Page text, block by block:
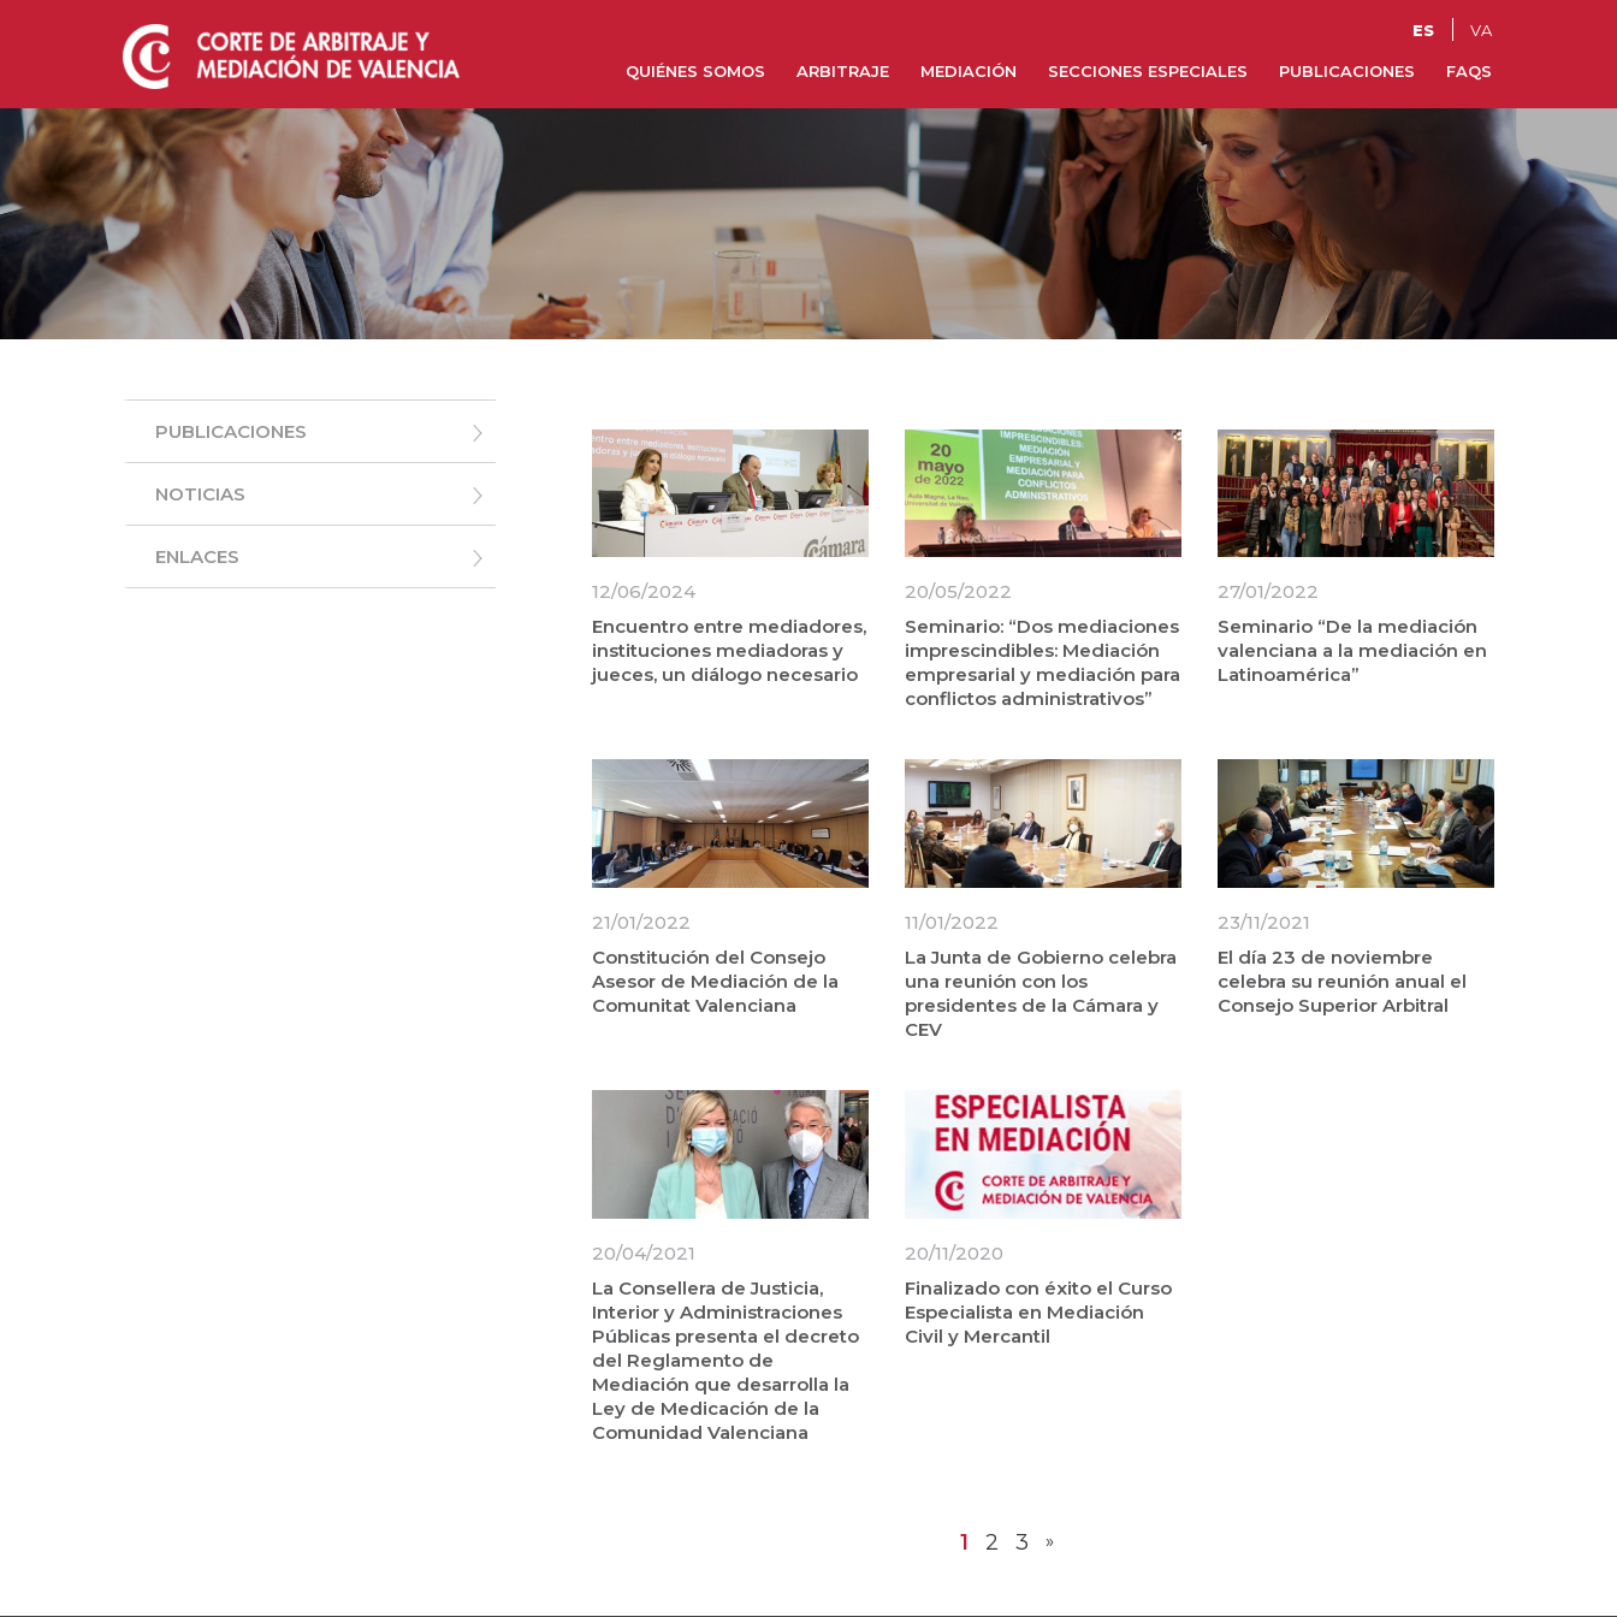
ES VA
QUIÉNES SOMOS ARBITRAJE MEDIACIÓN SECCIONES ESPECIALES PUBLICACIONES FAQS
PUBLICACIONES
NOTICIAS
ENLACES
12/06/2024
Encuentro entre mediadores,
instituciones mediadoras y
jueces, un diálogo necesario
20/05/2022
Seminario: “Dos mediaciones
imprescindibles: Mediación
empresarial y mediación para
conflictos administrativos”
27/01/2022
Seminario “De la mediación
valenciana a la mediación en
Latinoamérica”
21/01/2022
Constitución del Consejo
Asesor de Mediación de la
Comunitat Valenciana
11/01/2022
La Junta de Gobierno celebra
una reunión con los
presidentes de la Cámara y
CEV
23/11/2021
El día 23 de noviembre
celebra su reunión anual el
Consejo Superior Arbitral
20/04/2021
La Consellera de Justicia,
Interior y Administraciones
Públicas presenta el decreto
del Reglamento de
Mediación que desarrolla la
Ley de Medicación de la
Comunidad Valenciana
20/11/2020
Finalizado con éxito el Curso
Especialista en Mediación
Civil y Mercantil
1 2 3 »